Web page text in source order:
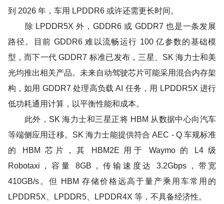
到 2026 年，车用 LPDDR6 或许还需更长时间。
除 LPDDR5X 外，GDDR6 或 GDDR7 也是一条发展
路径。目前 GDDR6 难以流畅运行 100 亿参数的基础模
型，而下一代 GDDR7 标准已发布，三星、SK 海力士和美
光均推出相关产品。未来自动驾驶芯片可能采用混合内存架
构，如用 GDDR7 处理高负载 AI 任务，用 LPDDR5X 进行
低功耗通用计算，以平衡性能和成本。
此外，SK 海力士和三星正将 HBM 从数据中心向汽车
等端侧应用迁移。SK 海力士能提供符合 AEC - Q 车规标准
的 HBM 芯片，其 HBM2E 用于 Waymo 的 L4 级
Robotaxi，容量 8GB，传输速度达 3.2Gbps，带宽
410GB/s。但 HBM 存储价格远高于量产乘用车常用的
LPDDR5X、LPDDR5、LPDDR4X 等，不具备经济性。